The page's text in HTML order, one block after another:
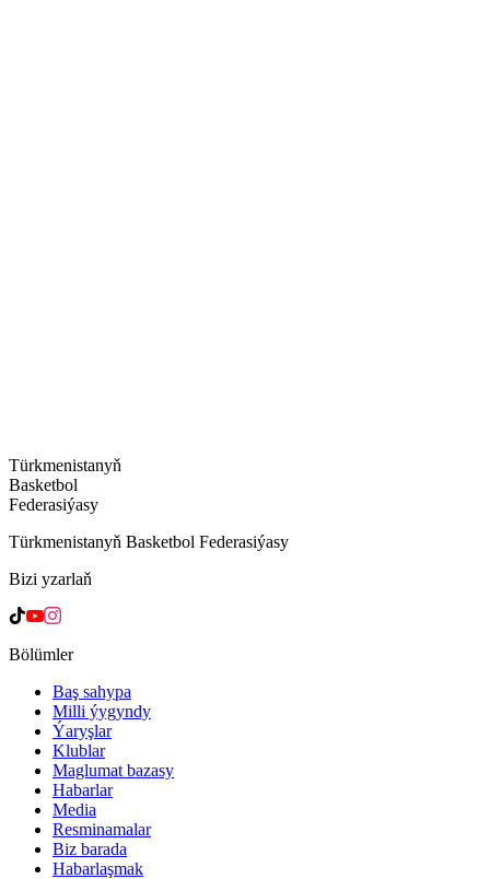
Türkmenistanyň
Basketbol
Federasiýasy
Türkmenistanyň Basketbol Federasiýasy
Bizi yzarlaň
Bölümler
Baş sahypa
Milli ýygyndy
Ýaryşlar
Klublar
Maglumat bazasy
Habarlar
Media
Resminamalar
Biz barada
Habarlaşmak